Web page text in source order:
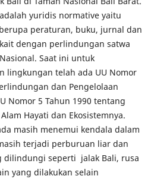
yuridis normative yaitu
peraturan, buku, jurnal dan
dengan perlindungan satwa
Saat ini untuk
lingkungan telah ada UU Nomor
dan Pengelolaan
Nomor 5 Tahun 1990 tentang
Hayati dan Ekosistemnya.
masih menemui kendala dalam
terjadi perburuan liar dan
dilindungi seperti jalak Bali, rusa
yang dilakukan selain